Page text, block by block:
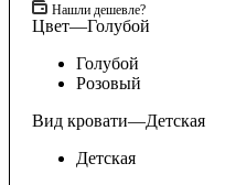
Нашли дешевле?
Цвет—Голубой
Голубой
Розовый
Вид кровати—Детская
Детская